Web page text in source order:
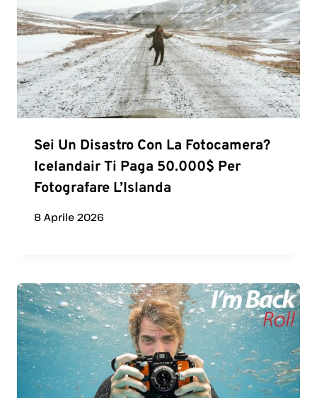
Sei Un Disastro Con La Fotocamera?
Icelandair Ti Paga 50.000$ Per
Fotografare L’Islanda
8 Aprile 2026